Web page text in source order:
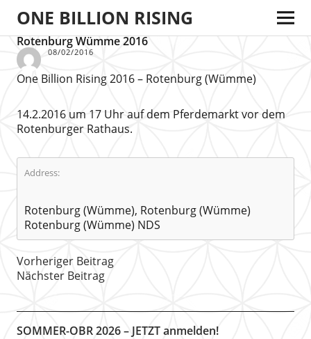
ONE BILLION RISING
Rotenburg Wümme 2016
08/02/2016
One Billion Rising 2016 – Rotenburg (Wümme)
14.2.2016 um 17 Uhr auf dem Pferdemarkt vor dem
Rotenburger Rathaus.
Address:
Rotenburg (Wümme), Rotenburg (Wümme)
Rotenburg (Wümme) NDS
Vorheriger Beitrag
Nächster Beitrag
SOMMER-OBR 2026 – JETZT anmelden!